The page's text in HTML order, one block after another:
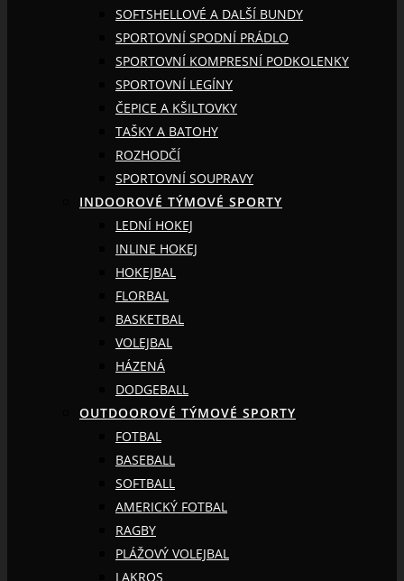
SOFTSHELLOVÉ A DALŠÍ BUNDY
SPORTOVNÍ SPODNÍ PRÁDLO
SPORTOVNÍ KOMPRESNÍ PODKOLENKY
SPORTOVNÍ LEGÍNY
ČEPICE A KŠILTOVKY
TAŠKY A BATOHY
ROZHODČÍ
SPORTOVNÍ SOUPRAVY
INDOOROVÉ TÝMOVÉ SPORTY
LEDNÍ HOKEJ
INLINE HOKEJ
HOKEJBAL
FLORBAL
BASKETBAL
VOLEJBAL
HÁZENÁ
DODGEBALL
OUTDOOROVÉ TÝMOVÉ SPORTY
FOTBAL
BASEBALL
SOFTBALL
AMERICKÝ FOTBAL
RAGBY
PLÁŽOVÝ VOLEJBAL
LAKROS